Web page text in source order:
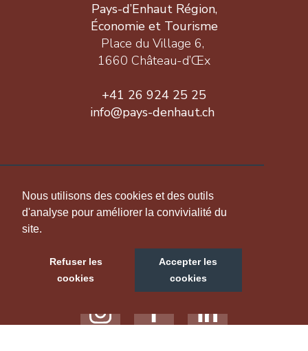
Nous utilisons des cookies et des outils
d'analyse pour améliorer la convivialité du
site.
Refuser les
cookies
Accepter les
cookies
Pays-d’Enhaut Région,
Économie et Tourisme
Place du Village 6,
1660 Château-d’Œx
+41 26 924 25 25
info@pays-denhaut.ch
NOUS SUIVRE